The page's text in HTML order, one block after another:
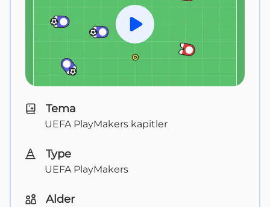
Spill av
Tema
UEFA PlayMakers kapitler
Type
UEFA PlayMakers
Alder